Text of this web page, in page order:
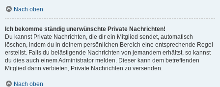
Nach oben
Ich bekomme ständig unerwünschte Private Nachrichten!
Du kannst Private Nachrichten, die dir ein Mitglied sendet, automatisch
löschen, indem du in deinem persönlichen Bereich eine entsprechende Regel
erstellst. Falls du belästigende Nachrichten von jemandem erhältst, so kannst
du dies auch einem Administrator melden. Dieser kann dem betreffenden
Mitglied dann verbieten, Private Nachrichten zu versenden.
Nach oben